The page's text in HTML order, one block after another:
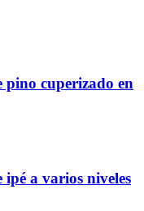
cuperizado en
a varios niveles